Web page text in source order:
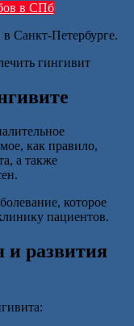
в СПб
Санкт-Петербурге.
гингивит
как правило,
а также
которое
пациентов.
развития